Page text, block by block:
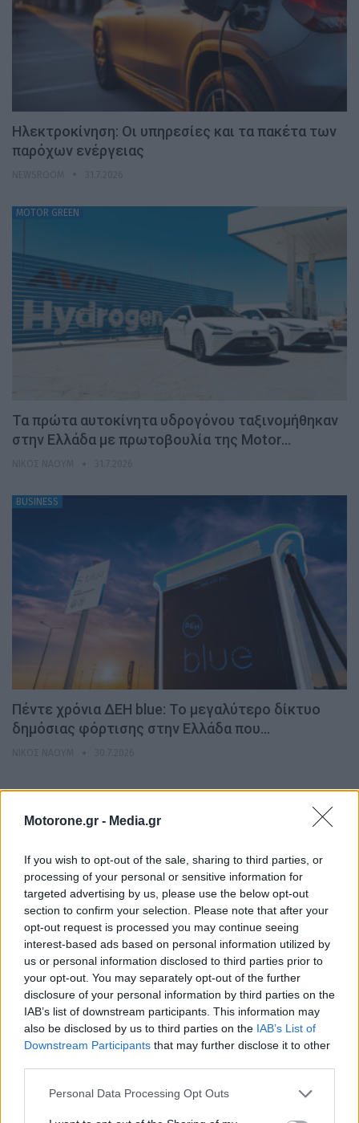
Motorone.gr - Media.gr
If you wish to opt-out of the sale, sharing to third parties, or
processing of your personal or sensitive information for
targeted advertising by us, please use the below opt-out
section to confirm your selection. Please note that after your
opt-out request is processed you may continue seeing
interest-based ads based on personal information utilized by
us or personal information disclosed to third parties prior to
your opt-out. You may separately opt-out of the further
disclosure of your personal information by third parties on the
IAB’s list of downstream participants. This information may
also be disclosed by us to third parties on the IAB’s List of
Downstream Participants that may further disclose it to other
Personal Data Processing Opt Outs
Ηλεκτροκίνηση: Οι υπηρεσίες και τα πακέτα των
παρόχων ενέργειας
MOTOR GREEN
Τα πρώτα αυτοκίνητα υδρογόνου ταξινομήθηκαν
στην Ελλάδα με πρωτοβουλία της Motor…
BUSINESS
Πέντε χρόνια ΔΕΗ blue: Το μεγαλύτερο δίκτυο
δημόσιας φόρτισης στην Ελλάδα που…
ΠΡΩΤΗ ΕΠΑΦΗ